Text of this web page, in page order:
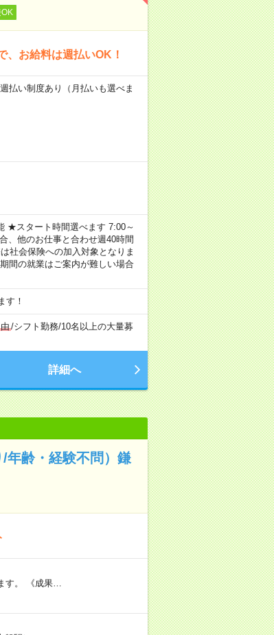
お給料は週払いOK！
払い制度あり（月払いも選べま
★スタート時間選べます 7:00～
、他のお仕事と合わせ週40時間
社会保険への加入対象となりま
間の就業はご案内が難しい場合
す！
/シフト勤務/10名以上の大量募
詳細へ
年齢・経験不問）鎌
す。 《成果…